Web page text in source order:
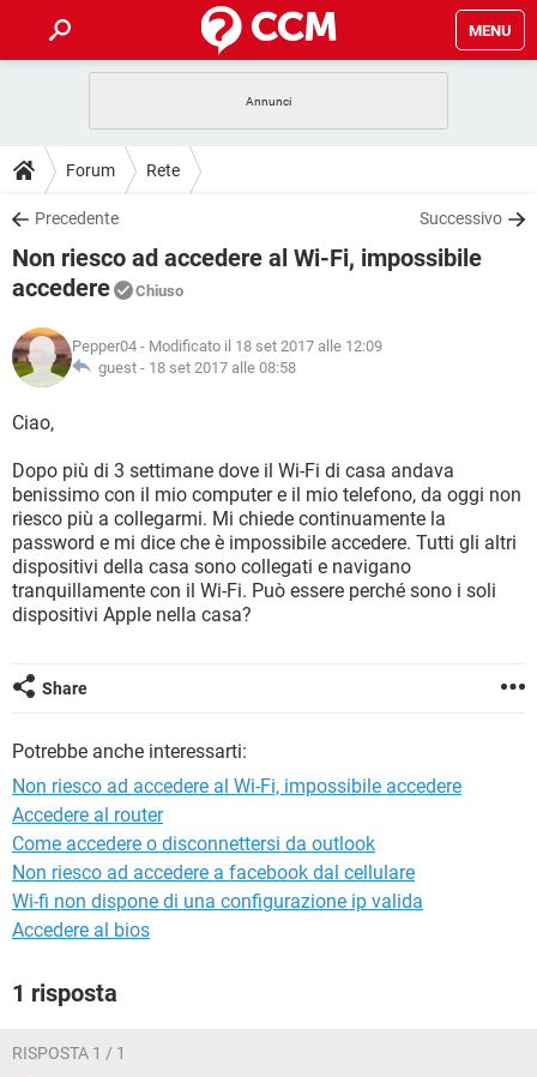
MENU
INTRATTENIMENTO
iOS
INSTAGRAM WHATSAPP
TIKTOK
HARDWARE
GUIDE
COVID-19
iOS
TIKTOK FACEBOOK
DOWNLOAD
COVID-19 GAMING
INTRATTENIMENTO
iOS WINDOWS 10
INSTAGRAM
TIKTOK
HARDWARE
FORUM
INTRATTENIMENTO ANDROID
TIKTOK FACEBOOK
HARDWARE
GLOSSARIO
COVID-19
INTRATTENIMENTO
iOS WINDOWS 10
INSTAGRAM WHATSAPP
TIKTOK FACEBOOK
HARDWARE
Forum Rete
Precedente Successivo
Non riesco ad accedere al Wi-Fi, impossibile
accedere
Chiuso
Pepper04 - Modificato il 18 set 2017 alle 12:09
guest - 18 set 2017 alle 08:58
Ciao,
Dopo più di 3 settimane dove il Wi-Fi di casa andava
benissimo con il mio computer e il mio telefono, da oggi non
riesco più a collegarmi. Mi chiede continuamente la
password e mi dice che è impossibile accedere. Tutti gli altri
dispositivi della casa sono collegati e navigano
tranquillamente con il Wi-Fi. Può essere perché sono i soli
dispositivi Apple nella casa?
Share
Potrebbe anche interessarti:
Non riesco ad accedere al Wi-Fi, impossibile accedere
Accedere al router
Come accedere o disconnettersi da outlook
Non riesco ad accedere a facebook dal cellulare
Wi-fi non dispone di una configurazione ip valida
Accedere al bios
1 risposta
RISPOSTA 1 / 1